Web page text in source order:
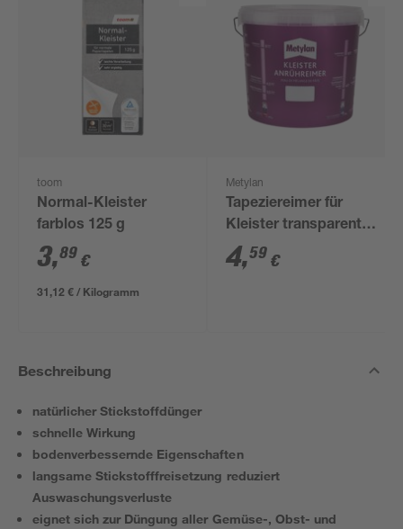
toom
Normal-Kleister
farblos 125 g
3,89 €
31,12 € / Kilogramm
Metylan
Tapeziereimer für
Kleister transparent
10 l
4,59 €
Beschreibung
natürlicher Stickstoffdünger
schnelle Wirkung
bodenverbessernde Eigenschaften
langsame Stickstofffreisetzung reduziert
Auswaschungsverluste
eignet sich zur Düngung aller Gemüse-, Obst- und